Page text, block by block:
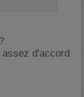
d'accord